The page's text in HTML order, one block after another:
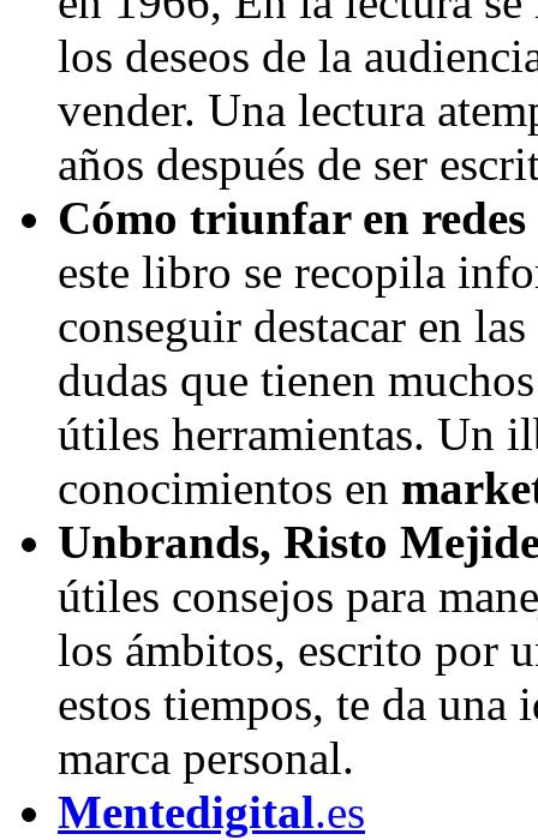
los deseos de la
vender. Una lectura
años después de ser
Cómo triunfar en
este libro se recopila
conseguir destacar en
dudas que tienen
útiles herramientas. Un
conocimientos en
Unbrands, Risto
útiles consejos para
los ámbitos, escrito por
estos tiempos, te da una
marca personal.
Mentedigital.es